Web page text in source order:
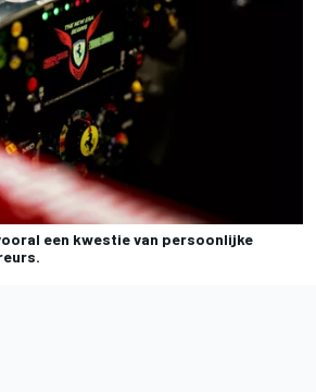
een kwestie van persoonlijke